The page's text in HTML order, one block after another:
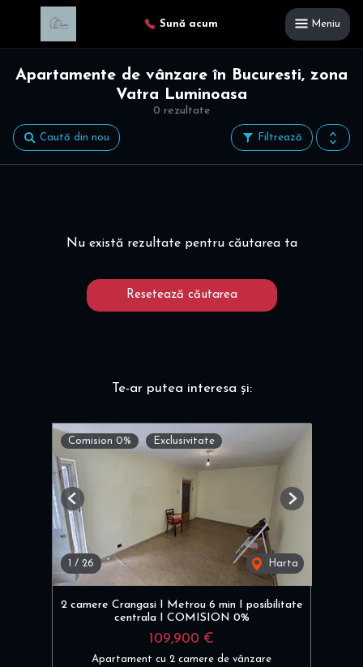
Sună acum Meniu
0 rezultate
Apartamente de vânzare în Bucuresti, zona
Vatra Luminoasa
Filtrează
Caută din nou
Nu există rezultate pentru căutarea ta
Resetează căutarea
Te-ar putea interesa și:
Comision 0% Exclusivitate
1 / 26 Harta
Previous Next
2 camere Crangasi I Metrou 6 min I posibilitate
centrala I COMISION 0%
109,900 €
Apartament cu 2 camere de vânzare